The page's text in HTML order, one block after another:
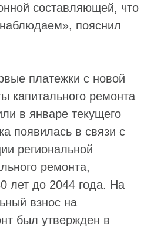
составляющей, что
пояснил
платежки с новой
капитального ремонта
в январе текущего
появилась в связи с
региональной
ремонта,
лет до 2044 года. На
взнос на
был утвержден в